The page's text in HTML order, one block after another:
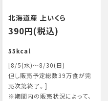
北海道産 上いくら
390円(税込)
55kcal
[8/5(水)～8/30(日)
但し販売予定総数39万食が完
売次第終了。]
※期間内の販売状況によって、